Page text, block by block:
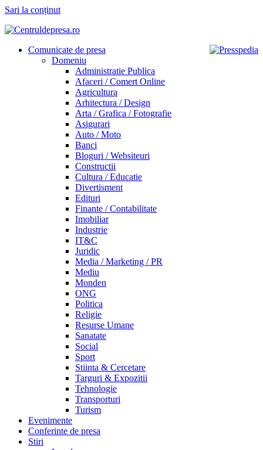
Sari la conținut
Comunicate de presa
Domeniu
Administratie Publica
Afaceri / Comert Online
Agricultura
Arhitectura / Design
Arta / Grafica / Fotografie
Asigurari
Auto / Moto
Banci
Bloguri / Websiteuri
Constructii
Cultura / Educatie
Divertisment
Edituri
Finante / Contabilitate
Imobiliar
Industrie
IT&C
Juridic
Media / Marketing / PR
Mediu
Monden
ONG
Politica
Religie
Resurse Umane
Sanatate
Social
Sport
Stiinta & Cercetare
Targuri & Expozitii
Tehnologie
Transporturi
Turism
Evenimente
Conferinte de presa
Stiri